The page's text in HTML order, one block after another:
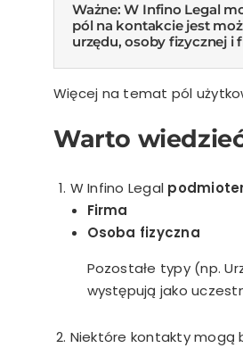
Ważne: W Infino Legal
pól na kontakcie jest
urzędu, osoby fizycznej i
Więcej na temat pól
Warto
W Infino Legal
Firma
Osoba fizyczna
Pozostałe typy (np.
występują jako
Niektóre kontakty mogą